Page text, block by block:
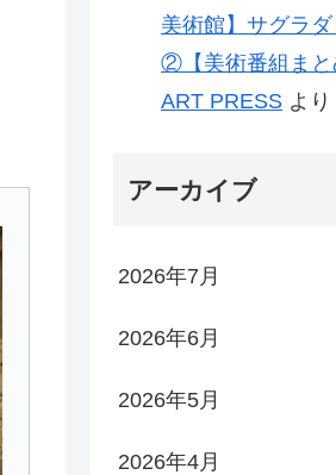
美術館】サグラ
②【美術番組まと
ART PRESS より
アーカイブ
2026年7月
2026年6月
2026年5月
2026年4月